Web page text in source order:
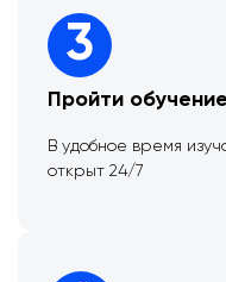
3
Пройти
В удобное время
открыт 24/7